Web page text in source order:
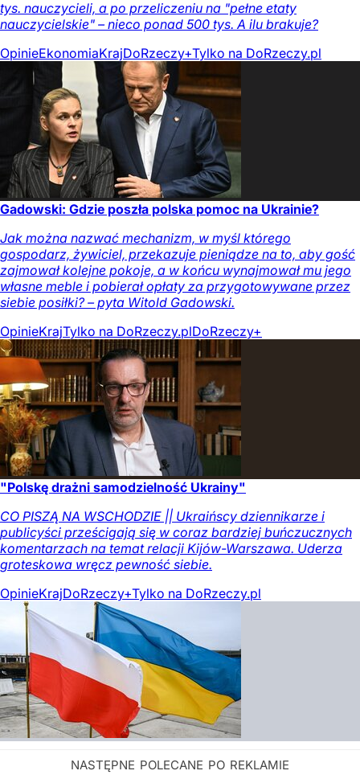
tys. nauczycieli, a po przeliczeniu na "pełne etaty
nauczycielskie" – nieco ponad 500 tys. A ilu brakuje?
OpinieEkonomiaKrajDoRzeczy+Tylko na DoRzeczy.pl
Gadowski: Gdzie poszła polska pomoc na Ukrainie?
Jak można nazwać mechanizm, w myśl którego
gospodarz, żywiciel, przekazuje pieniądze na to, aby gość
zajmował kolejne pokoje, a w końcu wynajmował mu jego
własne meble i pobierał opłaty za przygotowywane przez
siebie posiłki? – pyta Witold Gadowski.
OpinieKrajTylko na DoRzeczy.plDoRzeczy+
"Polskę drażni samodzielność Ukrainy"
CO PISZĄ NA WSCHODZIE || Ukraińscy dziennikarze i
publicyści prześcigają się w coraz bardziej buńczucznych
komentarzach na temat relacji Kijów-Warszawa. Uderza
groteskowa wręcz pewność siebie.
OpinieKrajDoRzeczy+Tylko na DoRzeczy.pl